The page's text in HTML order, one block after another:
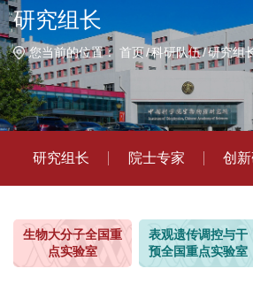
研究组长
您当前的位置：首页 科研队伍 研究组
研究组长 院士专家 创
生物大分子全国重
点实验室
表观遗传调控与干
预全国重点实验室